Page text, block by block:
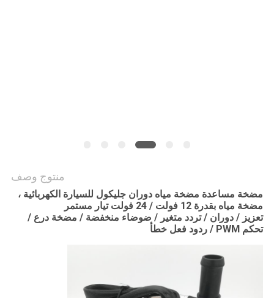
خريطة
الموقع
سياسة
الخصوصية
منتوج وصف
مضخة مساعدة مضخة مياه دوران جليكول للسيارة الكهربائية ،
مضخة مياه بقدرة 12 فولت / 24 فولت تيار مستمر
تعزيز / دوران / تردد متغير / ضوضاء منخفضة / مضخة درع /
تحكم PWM / ردود فعل خطأ